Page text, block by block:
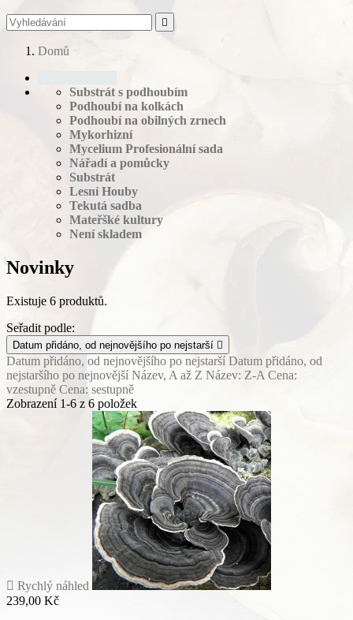

Domů
Substrát s podhoubím
Podhoubí na kolkách
Podhoubí na obilných zrnech
Mykorhizní
Mycelium Profesionální sada
Nářadí a pomůcky
Substrát
Lesní Houby
Tekutá sadba
Mateřšké kultury
Není skladem
Novinky
Existuje 6 produktů.
Seřadit podle:
Datum přidáno, od nejnovějšího po nejstarší 
Datum přidáno, od nejnovějšího po nejstarší Datum přidáno, od
nejstaršího po nejnovější Název, A až Z Název: Z-A Cena:
vzestupně Cena: sestupně
Zobrazení 1-6 z 6 položek
 Rychlý náhled
Cena
239,00 Kč